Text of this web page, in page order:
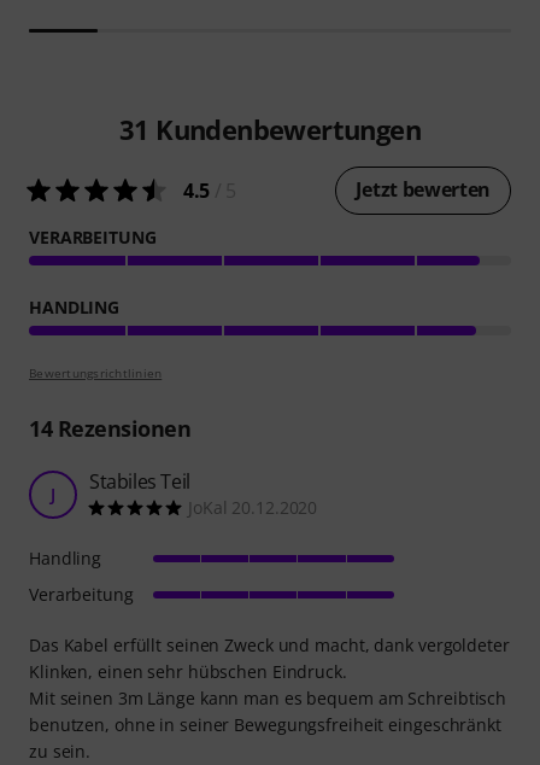
31 Kundenbewertungen
4.5 Jetzt bewerten
VERARBEITUNG
HANDLING
Bewertungsrichtlinien
14Rezensionen
J Stabiles Teil
JoKal 20.12.2020
Das Kabel erfüllt seinen Zweck und macht, dank vergoldeter
Klinken, einen sehr hübschen Eindruck.
Mit seinen 3m Länge kann man es bequem am Schreibtisch
benutzen, ohne in seiner Bewegungsfreiheit eingeschränkt
zu sein.
Handling
Verarbeitung